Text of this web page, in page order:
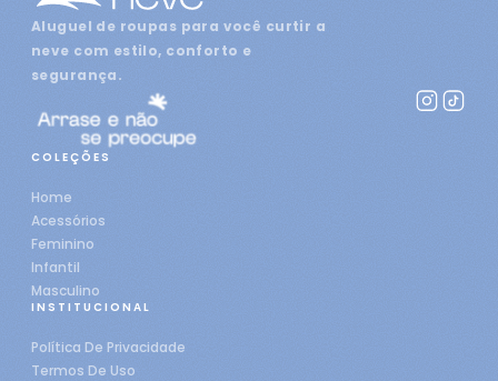
Aluguel de roupas para você curtir a
neve com estilo, conforto e
segurança.
COLEÇÕES
Home
Acessórios
Feminino
Infantil
Masculino
INSTITUCIONAL
Política De Privacidade
Termos De Uso